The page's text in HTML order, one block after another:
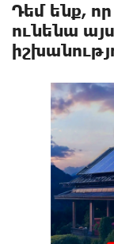
Դեմ ենք, որ
ունենա